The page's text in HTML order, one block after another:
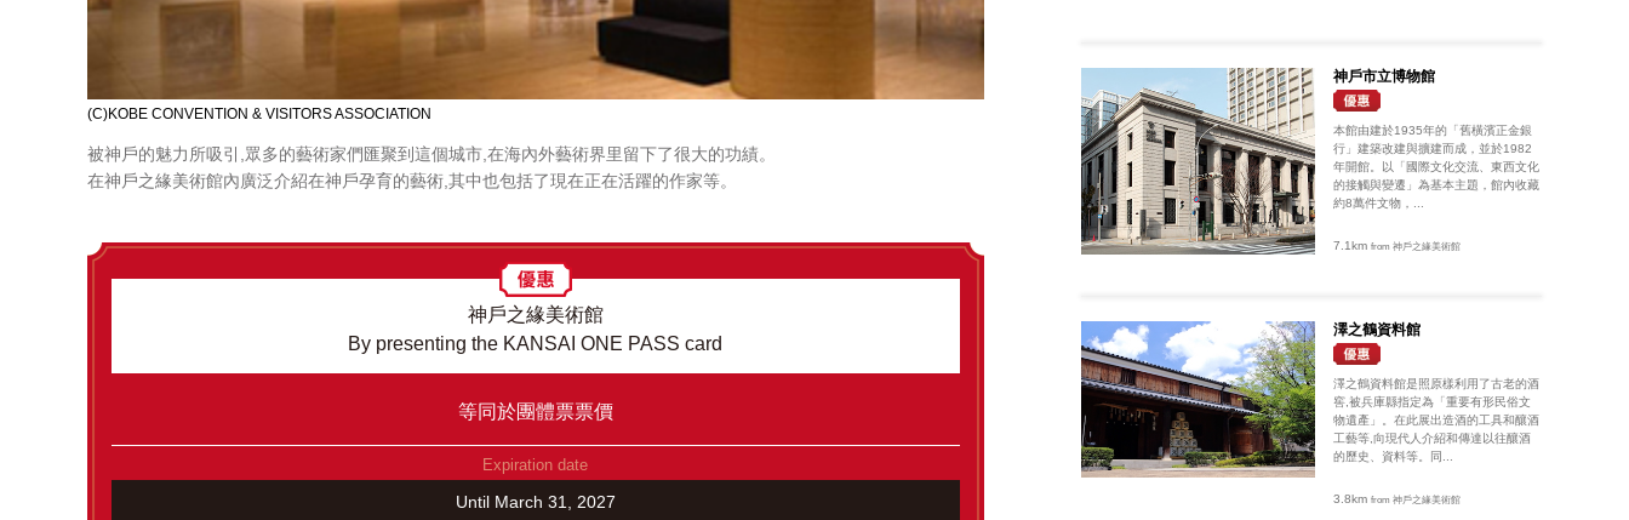
(C)KOBE CONVENTION & VISITORS ASSOCIATION
被神戶的魅力所吸引,眾多的藝術家們匯聚到這個城市,在海內外藝術界里留下了很大的功績。
在神戶之緣美術館內廣泛介紹在神戶孕育的藝術,其中也包括了現在正在活躍的作家等。
神戶之緣美術館
By presenting the KANSAI ONE PASS card
等同於團體票票價
Expiration date
Until March 31, 2027
神戶市立博物館
本館由建於1935年的「舊橫濱正金銀
行」建築改建與擴建而成，並於1982
年開館。以「國際文化交流、東西文化
的接觸與變遷」為基本主題，館內收藏
約8萬件文物，...
7.1kmfrom 神戶之緣美術館
澤之鶴資料館
澤之鶴資料館是照原樣利用了古老的酒
窖,被兵庫縣指定為「重要有形民俗文
物遺產」。在此展出造酒的工具和釀酒
工藝等,向現代人介紹和傳達以往釀酒
的歷史、資料等。同...
3.8kmfrom 神戶之緣美術館